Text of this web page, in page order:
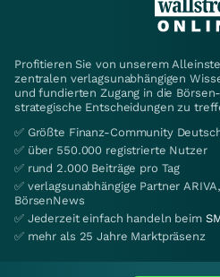
Profitieren Sie von unserem
zentralen verlagsunabhängigen
und fundierten Zugang in die
strategische Entscheidungen zu
✅ Größte Finanz-Community
✅ über 550.000 registrierte Nutzer
✅ rund 2.000 Beiträge pro Tag
✅ verlagsunabhängige Partner
BörsenNews
✅ Jederzeit einfach handeln beim
✅ mehr als 25 Jahre Marktpräsenz